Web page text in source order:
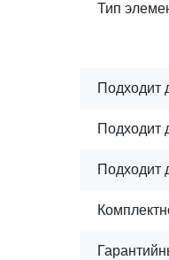
Тип
Подходит
Подходит
Подходит